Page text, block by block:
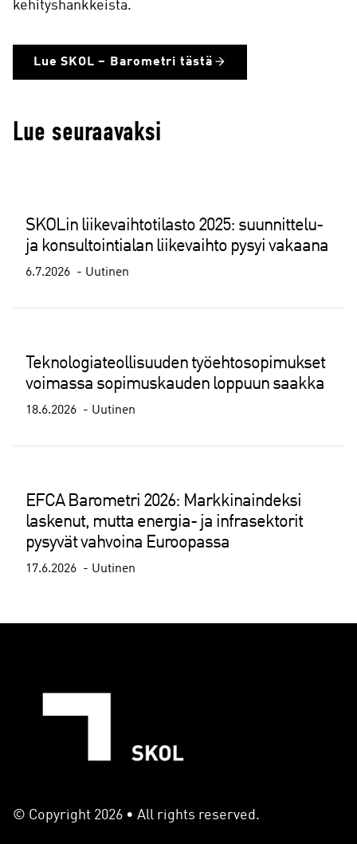
kehityshankkeista.
Lue SKOL – Barometri tästä
Lue seuraavaksi
SKOLin liikevaihtotilasto 2025: suunnittelu-
ja konsultointialan liikevaihto pysyi vakaana
6.7.2026 Uutinen
Teknologiateollisuuden työehtosopimukset
voimassa sopimuskauden loppuun saakka
18.6.2026 Uutinen
EFCA Barometri 2026: Markkinaindeksi
laskenut, mutta energia- ja infrasektorit
pysyvät vahvoina Euroopassa
17.6.2026 Uutinen
© Copyright 2026 • All rights reserved.